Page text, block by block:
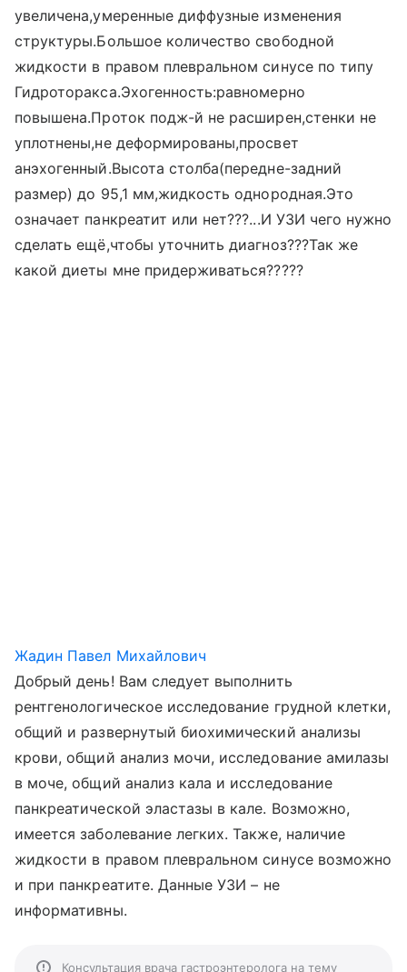
увеличена,умеренные диффузные изменения
структуры.Большое количество свободной
жидкости в правом плевральном синусе по типу
Гидроторакса.Эхогенность:равномерно
повышена.Проток подж-й не расширен,стенки не
уплотнены,не деформированы,просвет
анэхогенный.Высота столба(передне-задний
размер) до 95,1 мм,жидкость однородная.Это
означает панкреатит или нет???...И УЗИ чего нужно
сделать ещё,чтобы уточнить диагноз???Так же
какой диеты мне придерживаться?????
Жадин Павел Михайлович
Добрый день! Вам следует выполнить
рентгенологическое исследование грудной клетки,
общий и развернутый биохимический анализы
крови, общий анализ мочи, исследование амилазы
в моче, общий анализ кала и исследование
панкреатической эластазы в кале. Возможно,
имеется заболевание легких. Также, наличие
жидкости в правом плевральном синусе возможно
и при панкреатите. Данные УЗИ – не
информативны.
Консультация врача гастроэнтеролога на тему